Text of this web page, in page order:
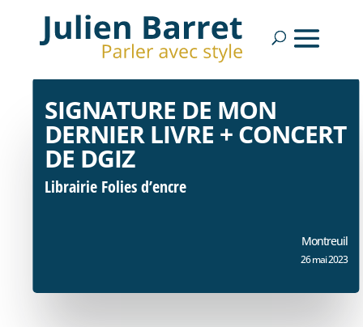
SIGNATURE DE MON
DERNIER LIVRE + CONCERT
DE DGIZ
Librairie Folies d’encre
Montreuil
26 mai 2023